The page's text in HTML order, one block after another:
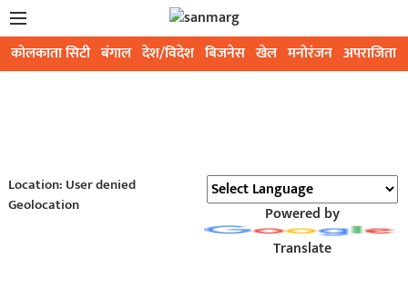
कोलकाता सिटी बंगाल देश/विदेश बिजनेस खेल मनोरंजन अपराजिता
Location: User denied
Geolocation
Powered by
Translate